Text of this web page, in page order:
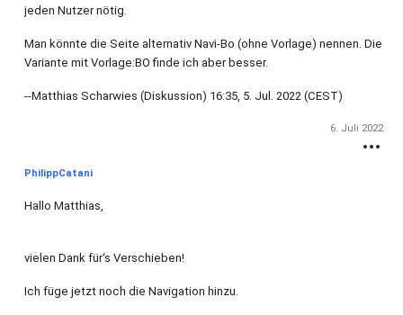
jeden Nutzer nötig.
Man könnte die Seite alternativ Navi-Bo (ohne Vorlage) nennen. Die
Variante mit Vorlage:BO finde ich aber besser.
--Matthias Scharwies (Diskussion) 16:35, 5. Jul. 2022 (CEST)
6. Juli 2022
PhilippCatani
Hallo Matthias,
vielen Dank für‘s Verschieben!
Ich füge jetzt noch die Navigation hinzu.